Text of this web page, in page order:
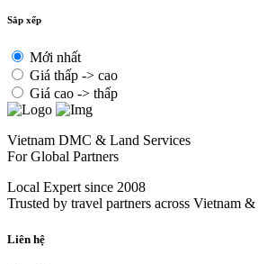
Sắp xếp
Mới nhất
Giá thấp -> cao
Giá cao -> thấp
Vietnam DMC & Land Services
For Global Partners
Local Expert since 2008
Trusted by travel partners across Vietnam
Liên hệ